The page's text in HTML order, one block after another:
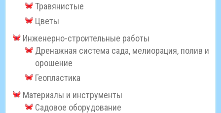
Травянистые
Цветы
Инженерно-строительные работы
Дренажная система сада, мелиорация, полив и
орошение
Геопластика
Материалы и инструменты
Садовое оборудование